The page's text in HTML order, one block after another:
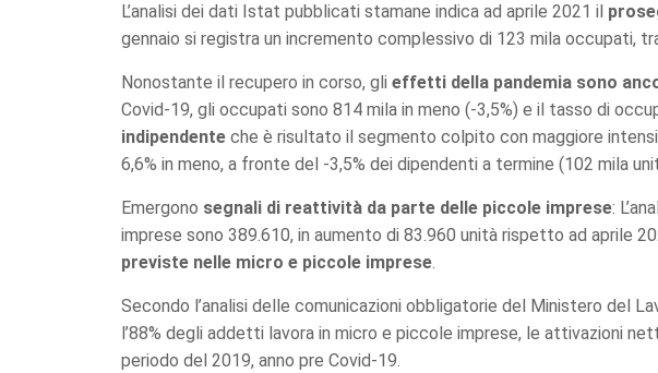
L’analisi dei dati Istat pubblicati stamane indica ad aprile 2021 il
gennaio si registra un incremento complessivo di 123 mila occupati,
Nonostante il recupero in corso, glieffetti della pandemia sono
Covid-19, gli occupati sono 814 mila in meno (-3,5%) e il tasso di
indipendente che è risultato il segmento colpito con maggiore
6,6% in meno, a fronte del -3,5% dei dipendenti a termine (102 mila
Emergono segnali di reattività da parte delle piccole imprese:
imprese sono 389.610, in aumento di 83.960 unità rispetto ad aprile
previste nelle micro e piccole imprese.
Secondo l’analisi delle comunicazioni obbligatorie del Ministero del
l’88% degli addetti lavora in micro e piccole imprese, le attivazioni
periodo del 2019, anno pre Covid-19.